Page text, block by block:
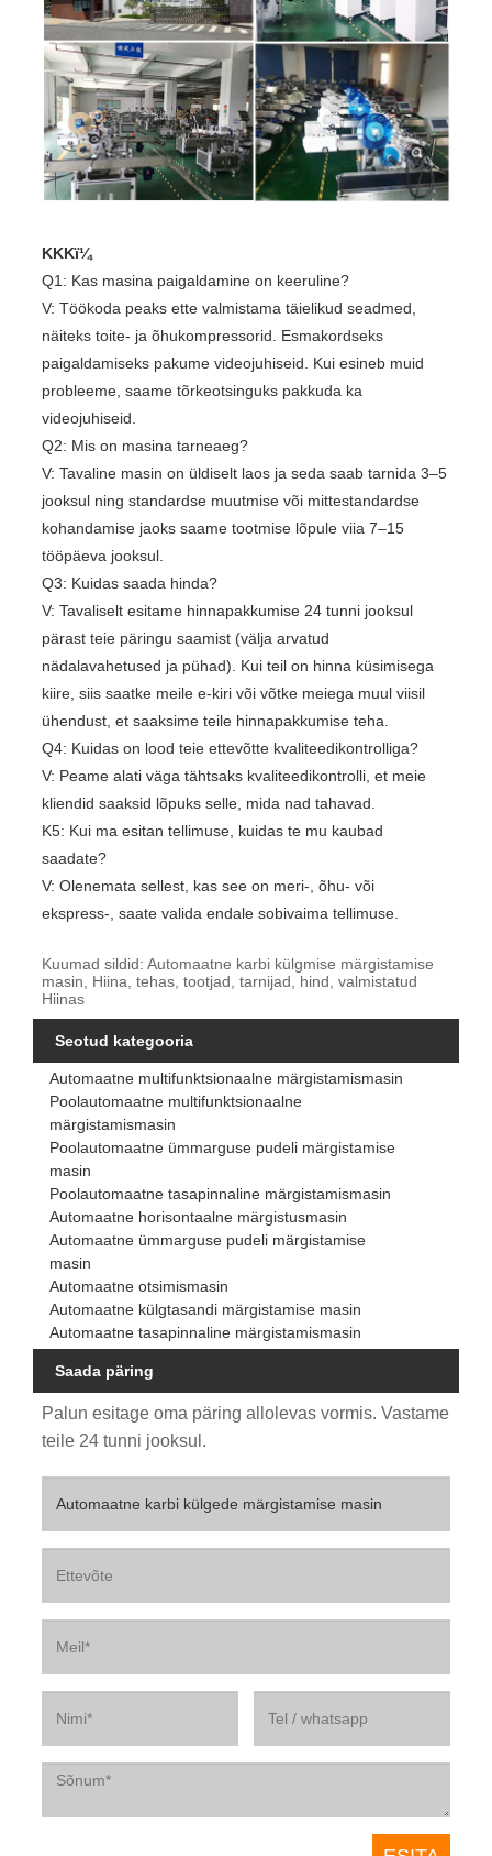
KKKï¼
Q1: Kas masina paigaldamine on keeruline?
V: Töökoda peaks ette valmistama täielikud seadmed,
näiteks toite- ja õhukompressorid. Esmakordseks
paigaldamiseks pakume videojuhiseid. Kui esineb muid
probleeme, saame tõrkeotsinguks pakkuda ka
videojuhiseid.
Q2: Mis on masina tarneaeg?
V: Tavaline masin on üldiselt laos ja seda saab tarnida 3–5
jooksul ning standardse muutmise või mittestandardse
kohandamise jaoks saame tootmise lõpule viia 7–15
tööpäeva jooksul.
Q3: Kuidas saada hinda?
V: Tavaliselt esitame hinnapakkumise 24 tunni jooksul
pärast teie päringu saamist (välja arvatud
nädalavahetused ja pühad). Kui teil on hinna küsimisega
kiire, siis saatke meile e-kiri või võtke meiega muul viisil
ühendust, et saaksime teile hinnapakkumise teha.
Q4: Kuidas on lood teie ettevõtte kvaliteedikontrolliga?
V: Peame alati väga tähtsaks kvaliteedikontrolli, et meie
kliendid saaksid lõpuks selle, mida nad tahavad.
K5: Kui ma esitan tellimuse, kuidas te mu kaubad
saadate?
V: Olenemata sellest, kas see on meri-, õhu- või
ekspress-, saate valida endale sobivaima tellimuse.
Kuumad sildid: Automaatne karbi külgmise märgistamise
masin, Hiina, tehas, tootjad, tarnijad, hind, valmistatud
Hiinas
Seotud kategooria
Automaatne multifunktsionaalne märgistamismasin
Poolautomaatne multifunktsionaalne
märgistamismasin
Poolautomaatne ümmarguse pudeli märgistamise
masin
Poolautomaatne tasapinnaline märgistamismasin
Automaatne horisontaalne märgistusmasin
Automaatne ümmarguse pudeli märgistamise
masin
Automaatne otsimismasin
Automaatne külgtasandi märgistamise masin
Automaatne tasapinnaline märgistamismasin
Saada päring
Palun esitage oma päring allolevas vormis. Vastame
teile 24 tunni jooksul.